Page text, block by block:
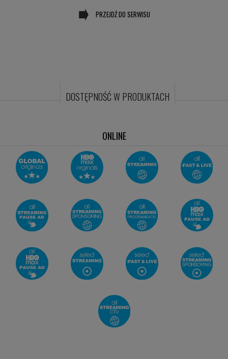
PRZEJDŹ DO SERWISU
DOSTĘPNOŚĆ W PRODUKTACH
ONLINE